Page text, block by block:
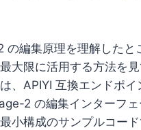
編集原理を理解したと
大限に活用する方法を見
、APIYI 互換エンドポイ
2 の編集インターフ
小構成のサンプルコード